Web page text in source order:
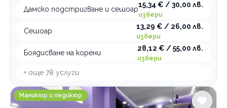
Дамско подстригване и сешоар
15,34 € / 30,00 лв.
избери
Сешоар
13,29 € / 26,00 лв.
избери
Боядисване на корени
28,12 € / 55,00 лв.
избери
+ още 78 услуги
Nika Nails Factory 2
Маникюр и педикюр